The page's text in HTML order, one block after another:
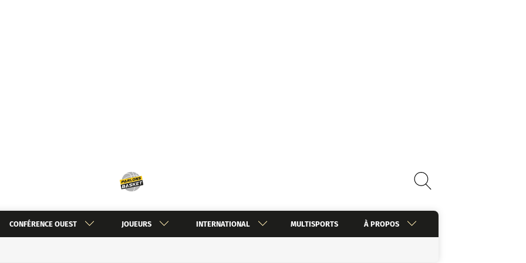
CONFÉRENCE OUEST JOUEURS INTERNATIONAL MULTISPORTS À PROPOS